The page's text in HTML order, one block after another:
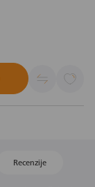
Recenzije